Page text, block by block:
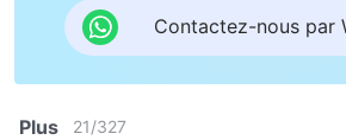
Contactez-nous par
Plus 21/327